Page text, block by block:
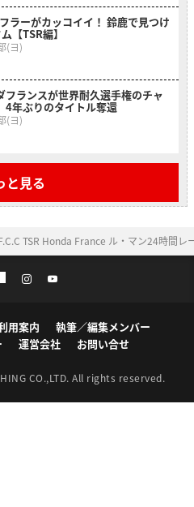
ラーがカッコイイ！ 鈴鹿で見つけ
【TSR編】
(ヨ)
フランスが世界耐久選手権のチャ
4年ぶりのタイトル奪還
(ヨ)
と見る
TSR Honda France ル・マン24時間レ
用案内
執筆／編集メンバー
運営会社 お問い合せ
CO.,LTD. All rights reserved.